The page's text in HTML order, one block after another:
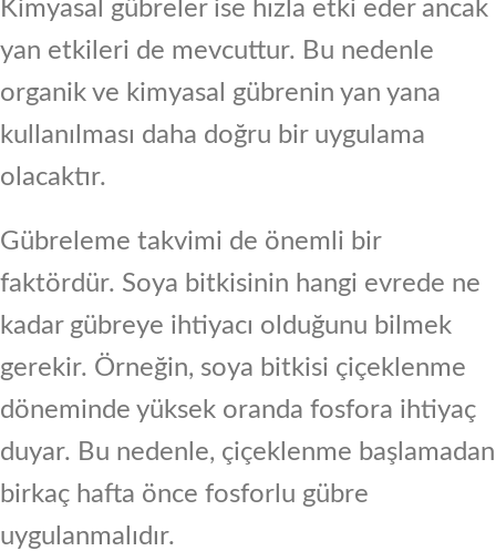
Kimyasal gübreler ise hızla etki eder ancak
yan etkileri de mevcuttur. Bu nedenle
organik ve kimyasal gübrenin yan yana
kullanılması daha doğru bir uygulama
olacaktır.
Gübreleme takvimi de önemli bir
faktördür. Soya bitkisinin hangi evrede ne
kadar gübreye ihtiyacı olduğunu bilmek
gerekir. Örneğin, soya bitkisi çiçeklenme
döneminde yüksek oranda fosfora ihtiyaç
duyar. Bu nedenle, çiçeklenme başlamadan
birkaç hafta önce fosforlu gübre
uygulanmalıdır.